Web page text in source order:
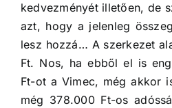
kedvezményét illetően, de
azt, hogy a jelenleg
lesz hozzá… A szerkezet
Ft. Nos, ha ebből el is
Ft-ot a Vimec, még akkor
még 378.000 Ft-os